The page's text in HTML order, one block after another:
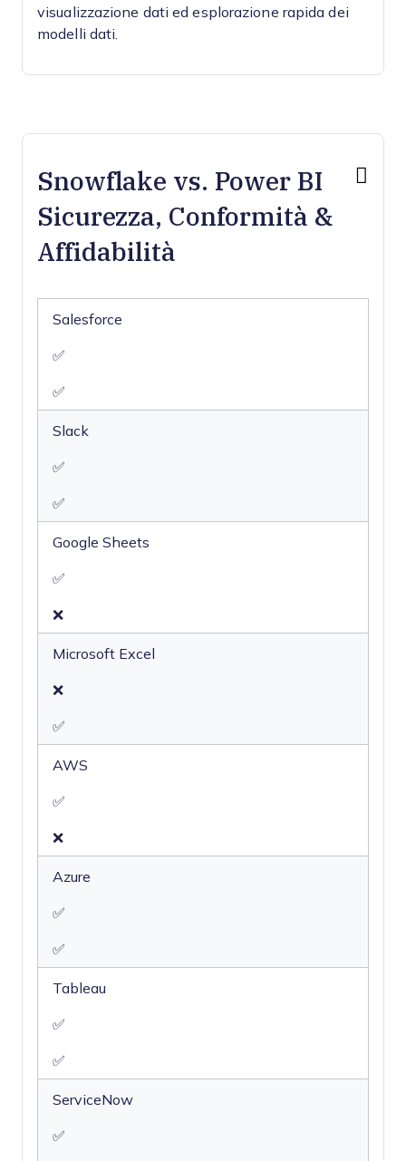
visualizzazione dati ed esplorazione rapida dei
modelli dati.
Snowflake vs. Power BI
Sicurezza, Conformità &
Affidabilità
Salesforce
✅
✅
Slack
✅
✅
Google Sheets
✅
❌
Microsoft Excel
❌
✅
AWS
✅
❌
Azure
✅
✅
Tableau
✅
✅
ServiceNow
✅